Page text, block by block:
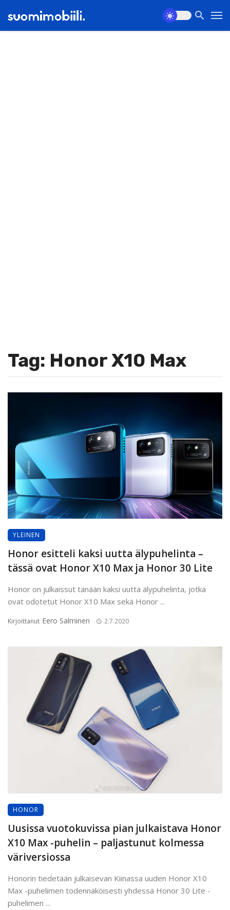
Tag: Honor X10 Max
YLEINEN
Honor esitteli kaksi uutta älypuhelinta –
tässä ovat Honor X10 Max ja Honor 30 Lite
Honor on julkaissut tänään kaksi uutta älypuhelinta, jotka
ovat odotetut Honor X10 Max sekä Honor ...
Kirjoittanut Eero Salminen 2.7.2020
HONOR
Uusissa vuotokuvissa pian julkaistava Honor
X10 Max -puhelin – paljastunut kolmessa
väriversiossa
Honorin tiedetään julkaisevan Kiinassa uuden Honor X10
Max -puhelimen todennäköisesti yhdessä Honor 30 Lite -
puhelimen ...